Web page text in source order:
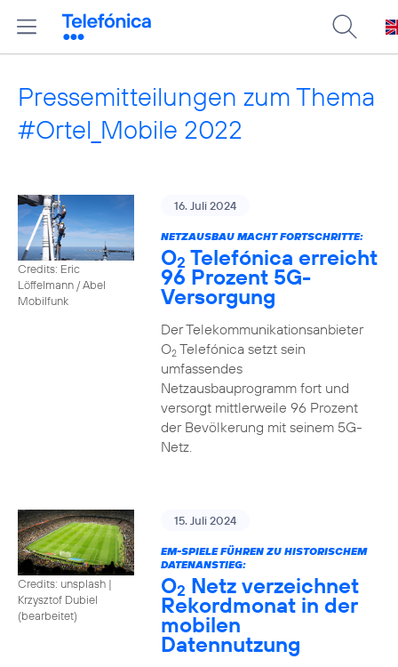
Pressemitteilungen zum Thema
#Ortel_Mobile 2022
Credits: Eric
Löffelmann / Abel
Mobilfunk
16. Juli 2024
NETZAUSBAU MACHT FORTSCHRITTE:
O2 Telefónica erreicht
96 Prozent 5G-
Versorgung
Der Telekommunikationsanbieter
O2Telefónica setzt sein
umfassendes
Netzausbauprogramm fort und
versorgt mittlerweile 96 Prozent
der Bevölkerung mit seinem 5G-
Netz.
Credits: unsplash |
Krzysztof Dubiel
(bearbeitet)
15. Juli 2024
EM-SPIELE FÜHREN ZU HISTORISCHEM
DATENANSTIEG:
O2 Netz verzeichnet
Rekordmonat in der
mobilen
Datennutzung